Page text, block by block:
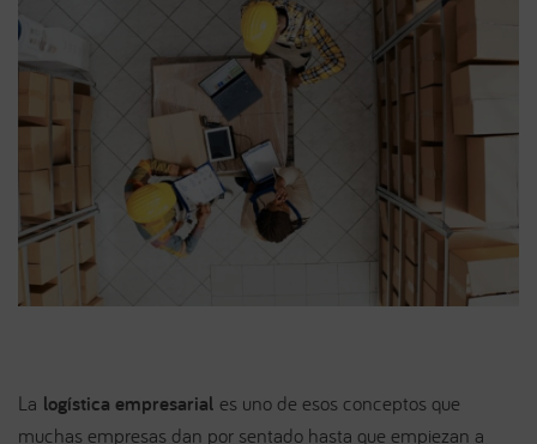
La logística empresarial es uno de esos conceptos que
muchas empresas dan por sentado hasta que empiezan a